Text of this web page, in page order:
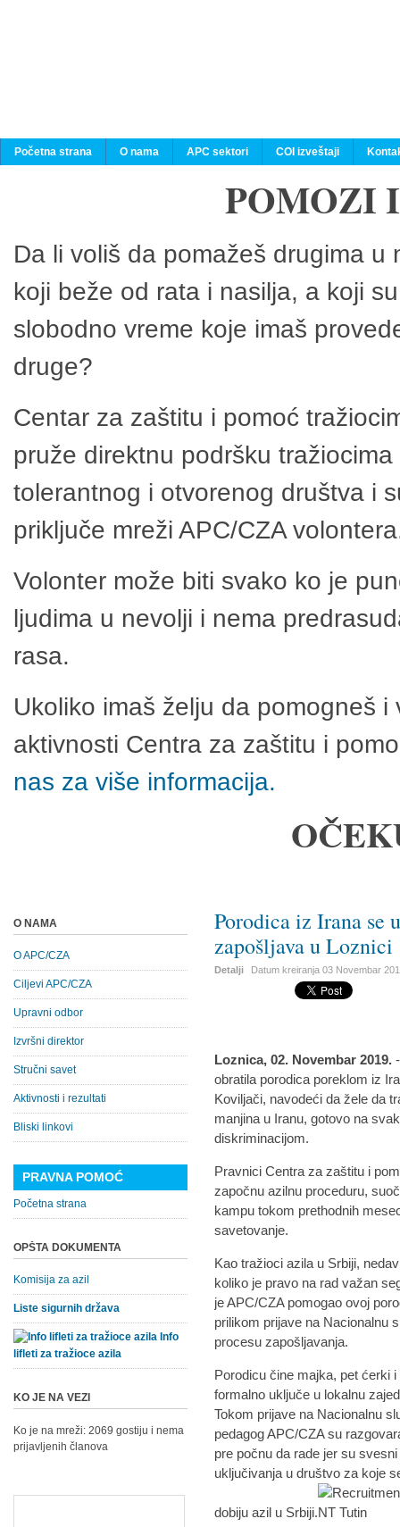
Početna strana O nama APC sektori COI izveštaji
POMOZI
Da li voliš da pomažeš drugima
koji beže od rata i nasilja, a koji
slobodno vreme koje imaš
druge?
Centar za zaštitu i pomoć
pruže direktnu podršku
tolerantnog i otvorenog društva i
priključe mreži APC/CZA
Volonter može biti svako ko je
ljudima u nevolji i nema
rasa.
Ukoliko imaš želju da pomogneš
aktivnosti Centra za zaštitu i
nas za više informacija.
Porodica iz Irana se
zapošljava u Loznici
Detalji Datum kreiranja03 Novembar
Loznica, 02. Novembar 2019.
obratila porodica poreklom iz
Koviljači, navodeći da žele da
manjina u Iranu, gotovo na
diskriminacijom.
Pravnici Centra za zaštitu i
započnu azilnu proceduru,
kampu tokom prethodnih
savetovanje.
Kao tražioci azila u Srbiji,
koliko je pravo na rad važan
je APC/CZA pomogao ovoj
prilikom prijave na Nacionalnu
procesu zapošljavanja.
Porodicu čine majka, pet ćerki
formalno uključe u lokalnu
Tokom prijave na Nacionalnu
pedagog APC/CZA su
pre počnu da rade jer su
uključivanja u društvo za koje
dobiju azil u Srbiji.
O NAMA
O APC/CZA
Ciljevi APC/CZA
Upravni odbor
Izvršni direktor
Stručni savet
Aktivnosti i rezultati
Bliski linkovi
PRAVNA POMOĆ
Početna strana
OPŠTA DOKUMENTA
Komisija za azil
Liste sigurnih država
Info
lifleti za tražioce azila
KO JE NA VEZI
Ko je na mreži: 2069 gostiju i nema
prijavljenih članova